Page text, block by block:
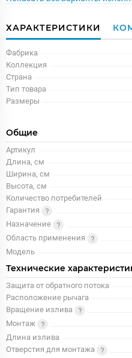
ХАРАКТЕРИСТИКИ
Фабрика
Коллекция
Страна
Тип товара
Размеры
Общие
Артикул
Длина, см
Ширина, см
Высота, см
Количество потребителей
Гарантия
Назначение
Область применения
Модель
Технические
Защита от обратного потока
Расположение рычага
Вращение излива
Монтаж
Длина излива
Отверстия для монтажа